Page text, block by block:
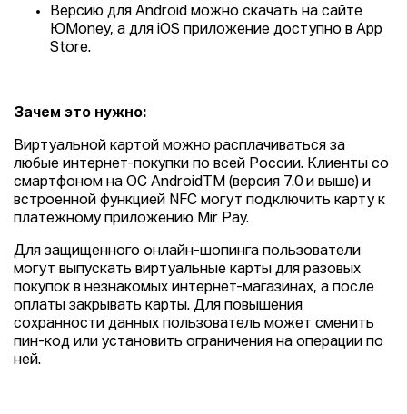
Версию для Android можно скачать на сайте
ЮMoney, а для iOS приложение доступно в App
Store.
Зачем это нужно:
Виртуальной картой можно расплачиваться за
любые интернет-покупки по всей России. Клиенты со
смартфоном на ОС AndroidTM (версия 7.0 и выше) и
встроенной функцией NFC могут подключить карту к
платежному приложению Mir Pay.
Для защищенного онлайн-шопинга пользователи
могут выпускать виртуальные карты для разовых
покупок в незнакомых интернет-магазинах, а после
оплаты закрывать карты. Для повышения
сохранности данных пользователь может сменить
пин-код или установить ограничения на операции по
ней.